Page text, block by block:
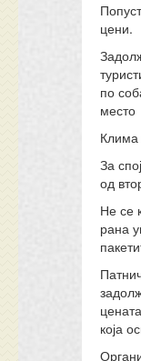
цени.
по
место
Клима
За
од
Не се
рана
која